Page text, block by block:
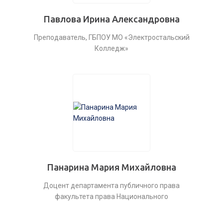
Павлова Ирина Александровна
Преподаватель, ГБПОУ МО «Электростальский
Колледж»
Панарина Мария Михайловна
Доцент департамента публичного права
факультета права Национального